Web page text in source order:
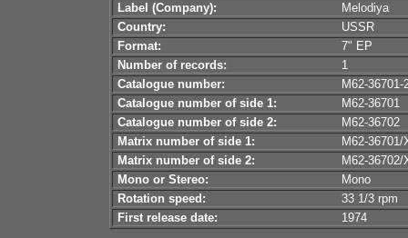
Label (Company):
Melodiya
Country:
USSR
Format:
7" EP
Number of records:
1
Catalogue number:
M62-36701-
Catalogue number of side 1:
M62-36701
Catalogue number of side 2:
M62-36702
Matrix number of side 1:
M62-
Matrix number of side 2:
M62-
Mono or Stereo:
Mono
Rotation speed:
33 1/3 rpm
First release date:
1974